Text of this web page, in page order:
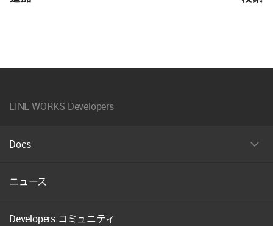
LINE WORKS Developers
Docs
펼
ニュース
Developers コミュニティ